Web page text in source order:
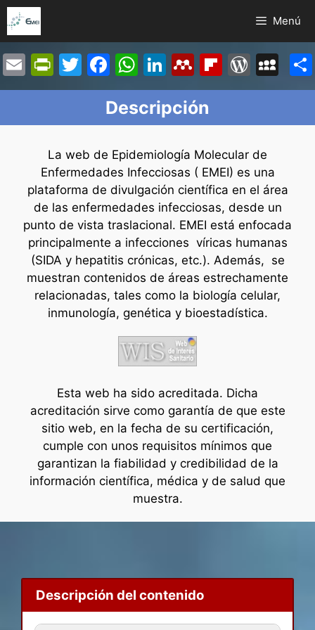
Saltar
al
contenido
Menú
E
m
l
Pr
in
ri
e
n
dl
y
T
w
er
F
a
c
e
b
o
o
k
W
h
at
s
A
p
p
Li
n
k
e
dI
n
M
e
n
d
el
e
y
Fl
ip
o
ar
d
W
or
Pr
e
s
s
M
y
p
e
Descripción
La web de Epidemiología Molecular de
Enfermedades Infecciosas ( EMEI) es una
plataforma de divulgación científica en el área
de las enfermedades infecciosas, desde un
punto de vista traslacional. EMEI está enfocada
principalmente a infecciones víricas humanas
(SIDA y hepatitis crónicas, etc.). Además, se
muestran contenidos de áreas estrechamente
relacionadas, tales como la biología celular,
inmunología, genética y bioestadística.
Esta web ha sido acreditada. Dicha
acreditación sirve como garantía de que este
sitio web, en la fecha de su certificación,
cumple con unos requisitos mínimos que
garantizan la fiabilidad y credibilidad de la
información científica, médica y de salud que
muestra.
Descripción del contenido